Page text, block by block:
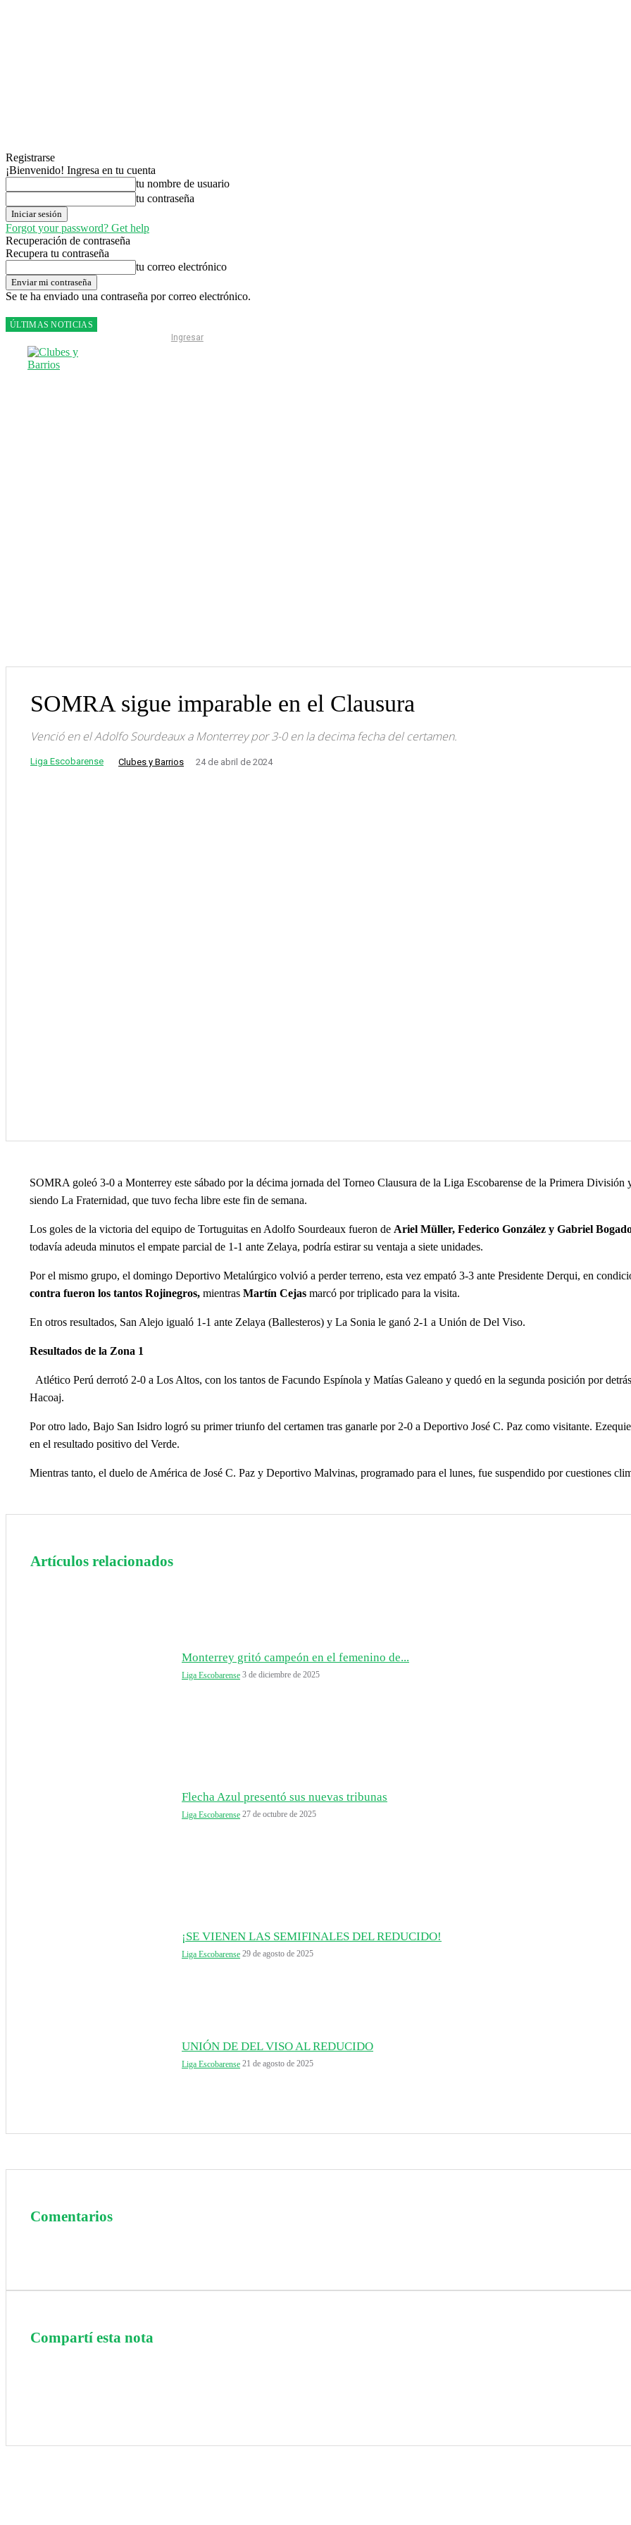
Registrarse
¡Bienvenido! Ingresa en tu cuenta
tu nombre de usuario
tu contraseña
Forgot your password? Get help
Recuperación de contraseña
Recupera tu contraseña
tu correo electrónico
Se te ha enviado una contraseña por correo electrónico.
ÚLTIMAS NOTICIAS
Ingresar
SOMRA sigue imparable en el Clausura
Venció en el Adolfo Sourdeaux a Monterrey por 3-0 en la decima fecha del certamen.
Liga Escobarense Clubes y Barrios 24 de abril de 2024
SOMRA goleó 3-0 a Monterrey este sábado por la décima jornada del Torneo Clausura de la Liga Escobarense de la Primera
siendo La Fraternidad, que tuvo fecha libre este fin de semana.
Los goles de la victoria del equipo de Tortuguitas en Adolfo Sourdeaux fueron de Ariel Müller, Federico González y Gabriel
todavía adeuda minutos el empate parcial de 1-1 ante Zelaya, podría estirar su ventaja a siete unidades.
Por el mismo grupo, el domingo Deportivo Metalúrgico volvió a perder terreno, esta vez empató 3-3 ante Presidente Derqui, en
contra fueron los tantos Rojinegros, mientras Martín Cejas marcó por triplicado para la visita.
En otros resultados, San Alejo igualó 1-1 ante Zelaya (Ballesteros) y La Sonia le ganó 2-1 a Unión de Del Viso.
Resultados de la Zona 1
Atlético Perú derrotó 2-0 a Los Altos, con los tantos de Facundo Espínola y Matías Galeano y quedó en la segunda posición por
Hacoaj.
Por otro lado, Bajo San Isidro logró su primer triunfo del certamen tras ganarle por 2-0 a Deportivo José C. Paz como visitante.
en el resultado positivo del Verde.
Mientras tanto, el duelo de América de José C. Paz y Deportivo Malvinas, programado para el lunes, fue suspendido por cuestiones
Artículos relacionados
Monterrey gritó campeón en el femenino de...
Liga Escobarense 3 de diciembre de 2025
Flecha Azul presentó sus nuevas tribunas
Liga Escobarense 27 de octubre de 2025
¡SE VIENEN LAS SEMIFINALES DEL REDUCIDO!
Liga Escobarense 29 de agosto de 2025
UNIÓN DE DEL VISO AL REDUCIDO
Liga Escobarense 21 de agosto de 2025
Comentarios
Compartí esta nota